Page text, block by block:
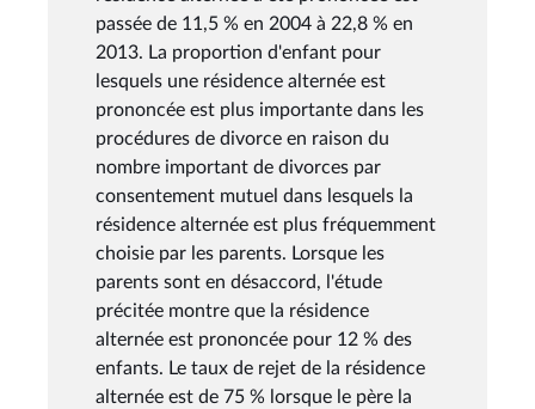
passée de 11,5 % en 2004 à 22,8 % en
2013. La proportion d'enfant pour
lesquels une résidence alternée est
prononcée est plus importante dans les
procédures de divorce en raison du
nombre important de divorces par
consentement mutuel dans lesquels la
résidence alternée est plus fréquemment
choisie par les parents. Lorsque les
parents sont en désaccord, l'étude
précitée montre que la résidence
alternée est prononcée pour 12 % des
enfants. Le taux de rejet de la résidence
alternée est de 75 % lorsque le père la